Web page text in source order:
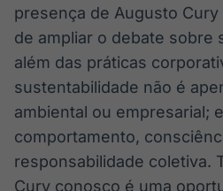
presença de Augusto
de ampliar o debate sobre
além das práticas
sustentabilidade não é
ambiental ou empresarial;
comportamento,
responsabilidade coletiva.
Cury conosco é uma